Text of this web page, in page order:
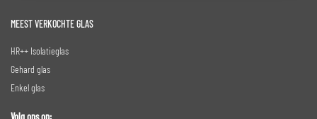
MEEST VERKOCHTE GLAS
HR++ Isolatieglas
Gehard glas
Enkel glas
Volg ons op: